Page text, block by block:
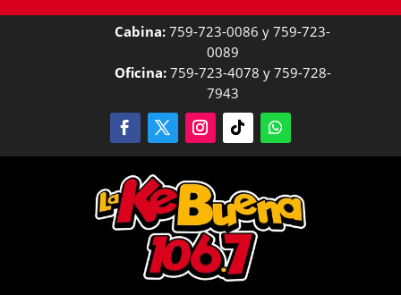
Cabina: 759-723-0086 y 759-723-
0089
Oficina:759-723-4078 y 759-728-
7943